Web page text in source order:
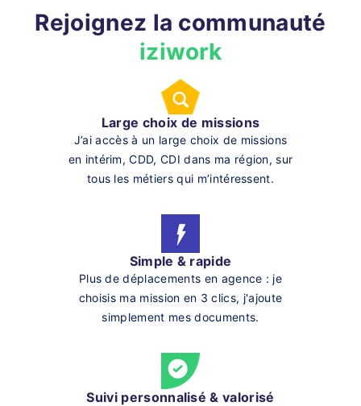
Rejoignez la communauté
iziwork
Large choix de missions
J’ai accès à un large choix de missions
en intérim, CDD, CDI dans ma région, sur
tous les métiers qui m’intéressent.
Simple & rapide
Plus de déplacements en agence : je
choisis ma mission en 3 clics, j'ajoute
simplement mes documents.
Suivi personnalisé & valorisé